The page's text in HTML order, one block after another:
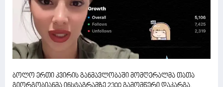
ბოლო ერთი კვირის განმავლობაში მომღერალმა თათა